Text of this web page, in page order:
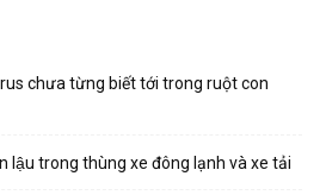
chưa từng biết tới trong ruột con
lậu trong thùng xe đông lạnh và xe tải